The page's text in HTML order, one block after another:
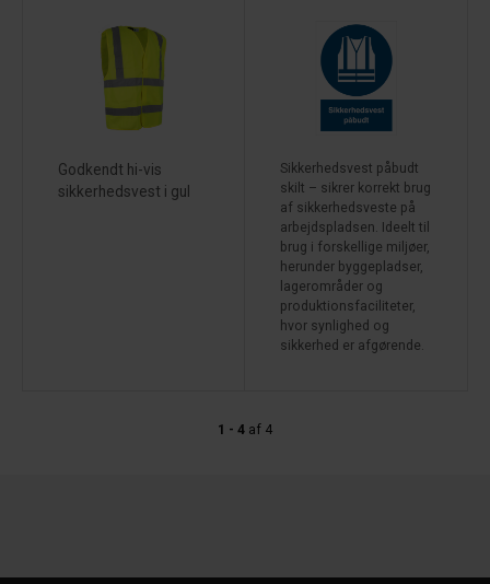
Godkendt hi-vis
sikkerhedsvest i gul
Sikkerhedsvest påbudt
skilt – sikrer korrekt brug
af sikkerhedsveste på
arbejdspladsen. Ideelt til
brug i forskellige miljøer,
herunder byggepladser,
lagerområder og
produktionsfaciliteter,
hvor synlighed og
sikkerhed er afgørende.
1 - 4 af 4